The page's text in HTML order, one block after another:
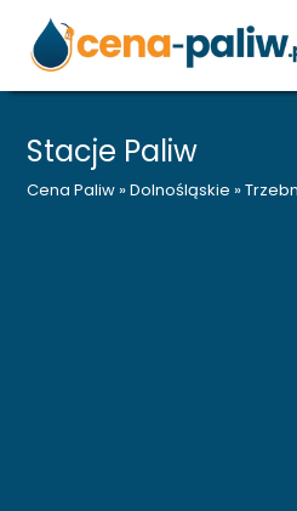
content
Stacje Paliw
Cena Paliw »Dolnośląskie »